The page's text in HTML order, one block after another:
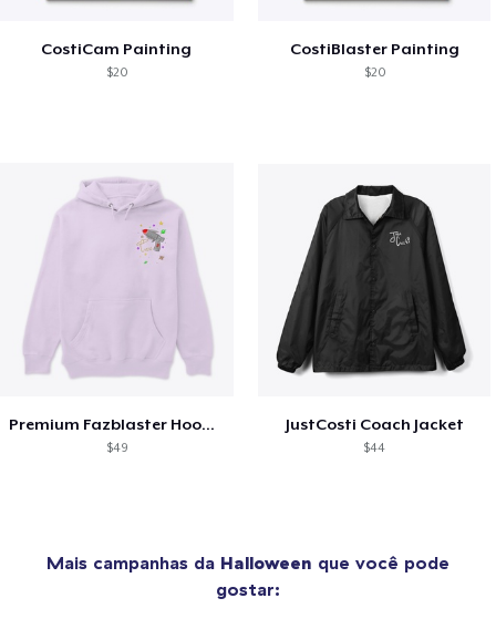
CostiCam Painting
$20
CostiBlaster Painting
$20
Premium Fazblaster Hoodie
$49
JustCosti Coach Jacket
$44
Mais campanhas da Halloween que você pode
gostar: